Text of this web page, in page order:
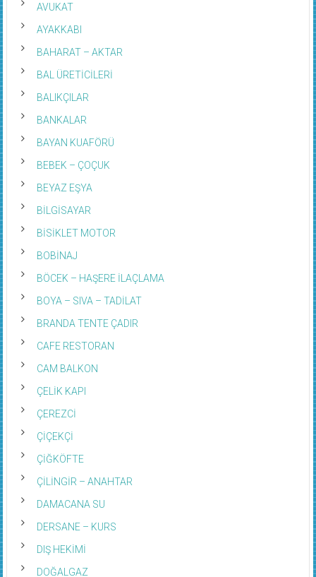
AVUKAT
AYAKKABI
BAHARAT – AKTAR
BAL ÜRETİCİLERİ
BALIKÇILAR
BANKALAR
BAYAN KUAFÖRÜ
BEBEK – ÇOÇUK
BEYAZ EŞYA
BİLGİSAYAR
BİSİKLET MOTOR
BOBİNAJ
BÖCEK – HAŞERE İLAÇLAMA
BOYA – SIVA – TADİLAT
BRANDA TENTE ÇADIR
CAFE RESTORAN
CAM BALKON
ÇELİK KAPI
ÇEREZCİ
ÇİÇEKÇİ
ÇİĞKÖFTE
ÇİLİNGİR – ANAHTAR
DAMACANA SU
DERSANE – KURS
DIŞ HEKİMİ
DOĞALGAZ